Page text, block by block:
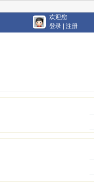
欢迎您
登录
注册